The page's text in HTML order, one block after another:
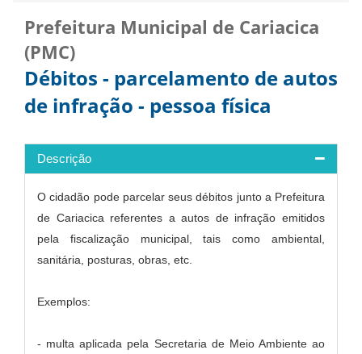
Prefeitura Municipal de Cariacica
(PMC)
Débitos - parcelamento de autos
de infração - pessoa física
Descrição
O cidadão pode parcelar seus débitos junto a Prefeitura
de Cariacica referentes a autos de infração emitidos
pela fiscalização municipal, tais como ambiental,
sanitária, posturas, obras, etc.
Exemplos:
- multa aplicada pela Secretaria de Meio Ambiente ao